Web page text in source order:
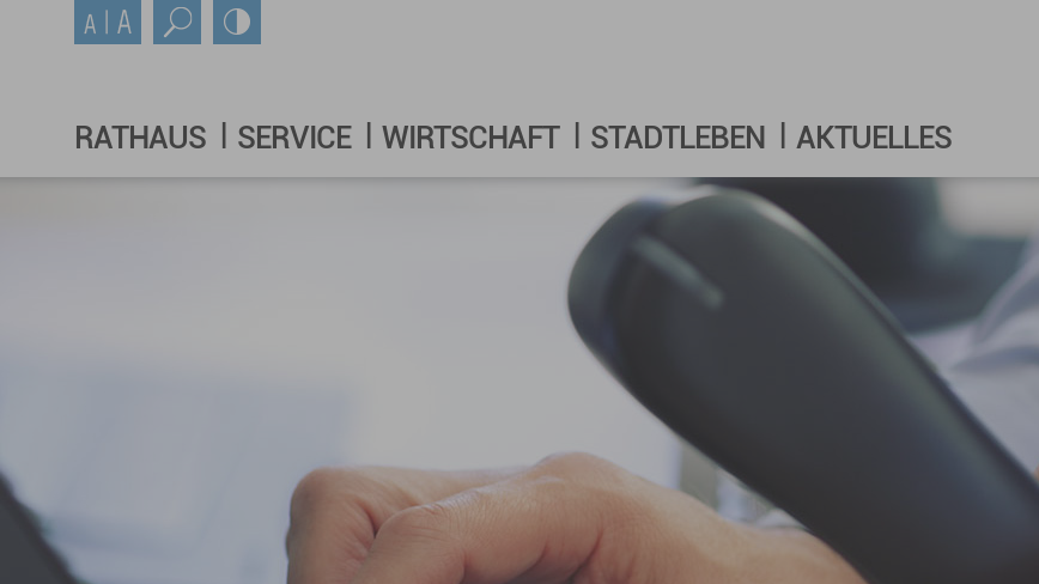
RATHAUS SERVICE WIRTSCHAFT STADTLEBEN AKTUELLES